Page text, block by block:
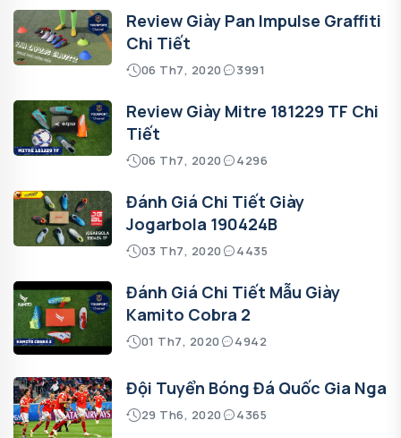
Review Giày Pan Impulse Graffiti
Chi Tiết
06 Th7, 2020 3991
Review Giày Mitre 181229 TF Chi
Tiết
06 Th7, 2020 4296
Đánh Giá Chi Tiết Giày
Jogarbola 190424B
03 Th7, 2020 4435
Đánh Giá Chi Tiết Mẫu Giày
Kamito Cobra 2
01 Th7, 2020 4942
Đội Tuyển Bóng Đá Quốc Gia Nga
29 Th6, 2020 4365